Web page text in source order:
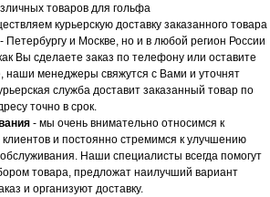
товаров для гольфа
курьерскую доставку заказанного товара
Петербургу и Москве, но и в любой регион России
Вы сделаете заказ по телефону или оставите
наши менеджеры свяжутся с Вами и уточнят
служба доставит заказанный товар по
точно в срок.
- мы очень внимательно относимся к
и постоянно стремимся к улучшению
Наши специалисты всегда помогут
товара, предложат наилучший вариант
и организуют доставку.